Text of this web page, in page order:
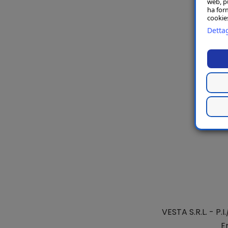
VESTA S.R.L. -
ha